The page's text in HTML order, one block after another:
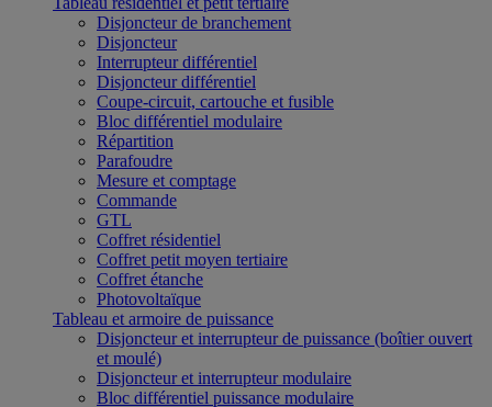
Disjoncteur de branchement
Disjoncteur
Interrupteur différentiel
Disjoncteur différentiel
Coupe-circuit, cartouche et fusible
Bloc différentiel modulaire
Répartition
Parafoudre
Mesure et comptage
Commande
GTL
Coffret résidentiel
Coffret petit moyen tertiaire
Coffret étanche
Photovoltaïque
Tableau et armoire de puissance
Disjoncteur et interrupteur de puissance (boîtier ouvert
et moulé)
Disjoncteur et interrupteur modulaire
Bloc différentiel puissance modulaire